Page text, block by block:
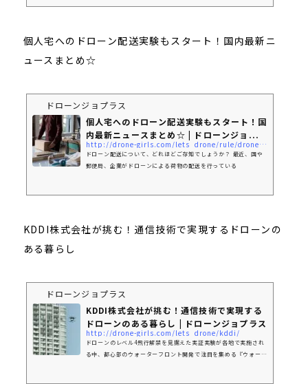
個人宅へのドローン配送実験もスタート！国内最新ニ
ュースまとめ☆
ドローンジョプラス
個人宅へのドローン配送実験もスタート！国
内最新ニュースまとめ☆ | ドローンジョ...
http://drone-girls.com/lets_drone/rule/drone_delivery_news/
ドローン配送について、どれほどご存知でしょうか？ 最近、国や
郵便局、企業がドローンによる荷物の配送を行っている
KDDI株式会社が挑む！通信技術で実現するドローンの
ある暮らし
ドローンジョプラス
KDDI株式会社が挑む！通信技術で実現する
ドローンのある暮らし | ドローンジョプラス
http://drone-girls.com/lets_drone/kddi/
ドローンのレベル4飛行解禁を見据えた実証実験が各地で実施され
る中、都心部のウォーターフロント開発で注目を集める『ウォータ